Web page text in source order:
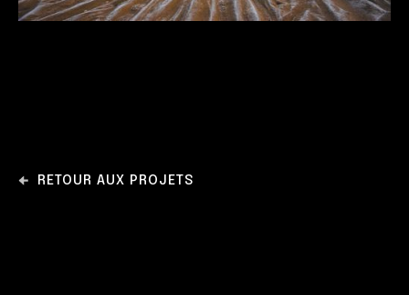
RETOUR AUX PROJETS